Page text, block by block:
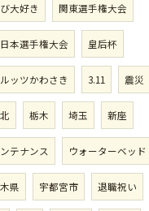
大好き 関東選手権大会
本選手権大会 皇后杯
ッツかわさき 3.11 震災
栃木 埼玉 新座
テナンス ウォーターベッド
県 宇都宮市 退職祝い